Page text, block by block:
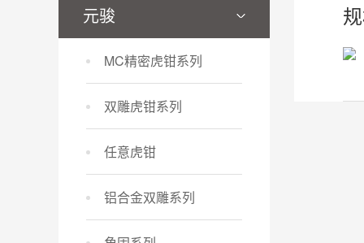
元骏
MC精密虎钳系列
双雕虎钳系列
任意虎钳
铝合金双雕系列